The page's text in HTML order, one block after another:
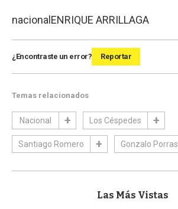
nacional ENRIQUE ARRILLAGA
¿Encontraste un error? Reportar
Temas relacionados
Nacional Los Céspedes
Santiago Romero Gonzalo Porras
Las Más Vistas